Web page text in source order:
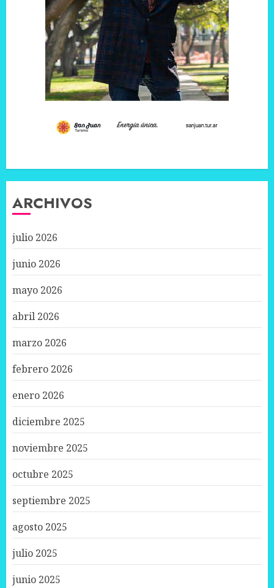
ARCHIVOS
julio 2026
junio 2026
mayo 2026
abril 2026
marzo 2026
febrero 2026
enero 2026
diciembre 2025
noviembre 2025
octubre 2025
septiembre 2025
agosto 2025
julio 2025
junio 2025